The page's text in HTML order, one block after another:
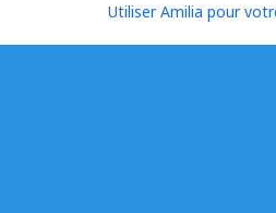
Utiliser Amilia pour